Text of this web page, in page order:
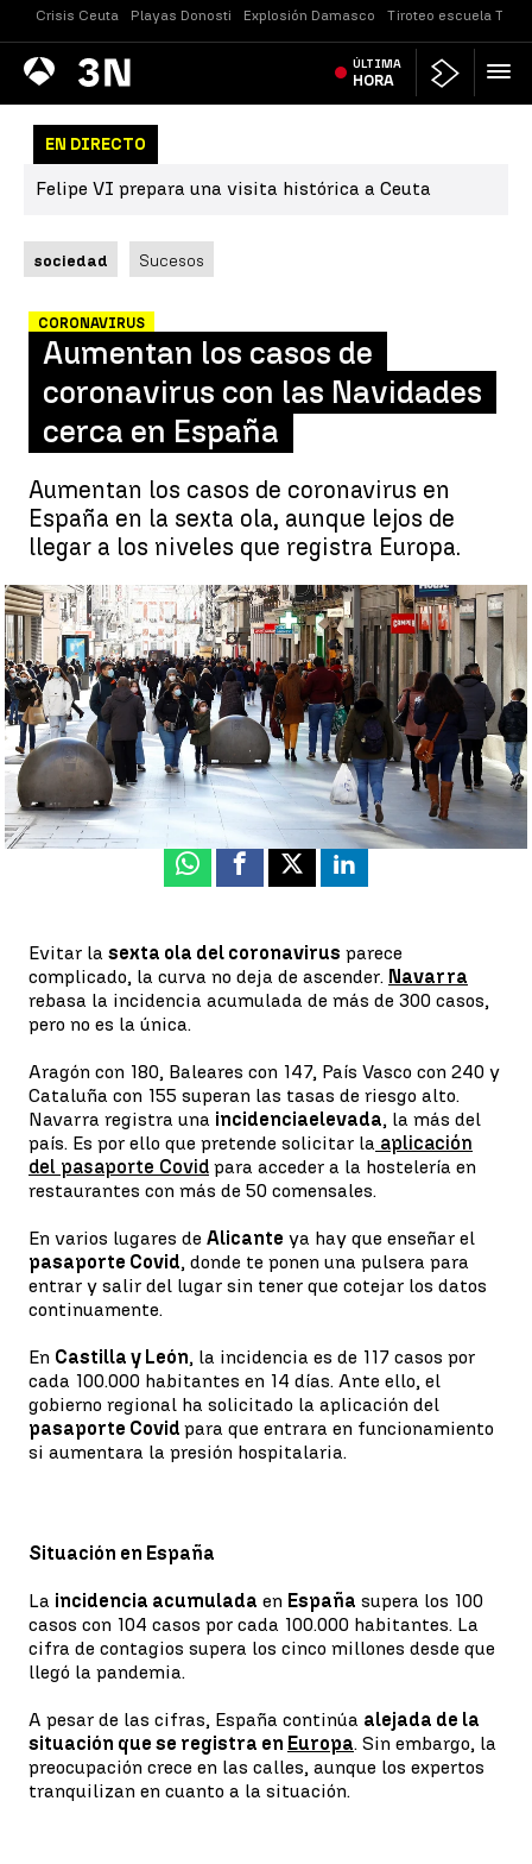
Crisis Ceuta Playas Donosti Explosión Damasco Tiroteo escuela
Antena
3 Noticias ÚLTIMA
HORA
EN DIRECTO
Felipe VI prepara una visita histórica a Ceuta
sociedad Sucesos
CORONAVIRUS
Aumentan los casos de
coronavirus con las Navidades
cerca en España
Aumentan los casos de coronavirus en
España en la sexta ola, aunque lejos de
llegar a los niveles que registra Europa.
Aumentan los casos de coronavirus con las Navidades cerca en
España |
EFE
Antena 3 Noticias
Publicado:20 de noviembre de 2021, 15:21
Whatsapp
Facebook
X Linkedin
Evitar la sexta ola del coronavirus parece
complicado, la curva no deja de ascender. Navarra
rebasa la incidencia acumulada de más de 300 casos,
pero no es la única.
Aragón con 180, Baleares con 147, País Vasco con 240 y
Cataluña con 155 superan las tasas de riesgo alto.
Navarra registra una incidenciaelevada, la más del
país. Es por ello que pretende solicitar la aplicación
del pasaporte Covid para acceder a la hostelería en
restaurantes con más de 50 comensales.
En varios lugares de Alicante ya hay que enseñar el
pasaporte Covid, donde te ponen una pulsera para
entrar y salir del lugar sin tener que cotejar los datos
continuamente.
En Castilla y León, la incidencia es de 117 casos por
cada 100.000 habitantes en 14 días. Ante ello, el
gobierno regional ha solicitado la aplicación del
pasaporte Covid para que entrara en funcionamiento
si aumentara la presión hospitalaria.
Situación en España
La incidencia acumulada en España supera los 100
casos con 104 casos por cada 100.000 habitantes. La
cifra de contagios supera los cinco millones desde que
llegó la pandemia.
A pesar de las cifras, España continúa alejada de la
situación que se registra en Europa. Sin embargo, la
preocupación crece en las calles, aunque los expertos
tranquilizan en cuanto a la situación.